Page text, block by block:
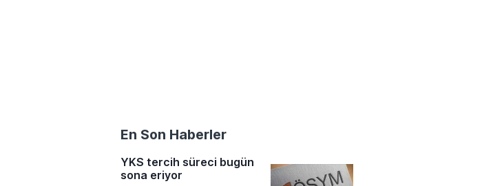
En Son Haberler
YKS tercih süreci bugün
sona eriyor